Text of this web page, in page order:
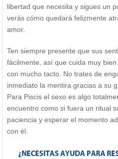
libertad que necesita y sigues un
verás cómo quedará felizmente
amor.
Ten siempre presente que sus
fácilmente, así que cuida muy
con mucho tacto. No trates de
inmediato la mentira gracias a su
Para Piscis el sexo es algo
encuentro como si fuera un ritual
paciencia y esperar el momento
con él.